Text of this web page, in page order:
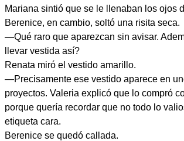
Mariana sintió que se le llenaban los ojos
Berenice, en cambio, soltó una risita seca.
—Qué raro que aparezcan sin avisar.
llevar vestida así?
Renata miró el vestido amarillo.
—Precisamente ese vestido aparece en
proyectos. Valeria explicó que lo compró
porque quería recordar que no todo lo
etiqueta cara.
Berenice se quedó callada.